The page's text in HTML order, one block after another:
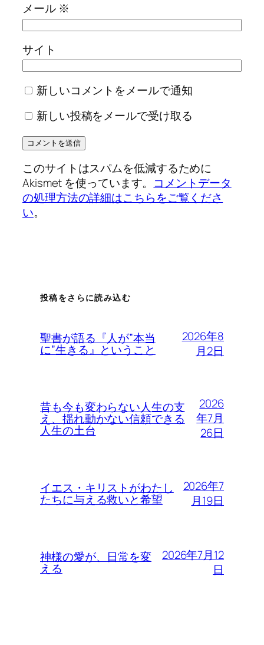
メール ※
サイト
新しいコメントをメールで通知
新しい投稿をメールで受け取る
このサイトはスパムを低減するために
Akismet を使っています。 コメントデータ
の処理方法の詳細はこちらをご覧くださ
い。
投稿をさらに読み込む
聖書が語る『人が”本当
に”生きる』ということ
2026年8
月2日
昔も今も変わらない人生の支
え、揺れ動かない信頼できる
人生の土台
2026
年7月
26日
イエス・キリストがわたし
たちに与える救いと希望
2026年7
月19日
神様の愛が、日常を変
える
2026年7月12
日